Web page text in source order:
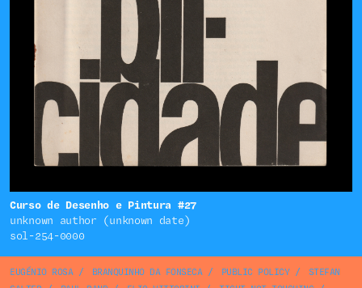
Curso de Desenho e Pintura #27
unknown author (unknown date)
sol-254-0000
EUGÉNIO ROSA/ BRANQUINHO DA FONSECA/ PUBLIC POLICY/
STEFAN